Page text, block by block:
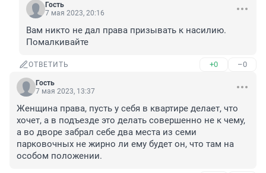
Гость
7 мая 2023, 20:16
Вам никто не дал права призывать к насилию.
Помалкивайте
ОТВЕТИТЬ +0 –0
Гость
7 мая 2023, 13:37
Женщина права, пусть у себя в квартире делает, что
хочет, а в подъезде это делать совершенно не к чему,
а во дворе забрал себе два места из семи
парковочных не жирно ли ему будет он, что там на
особом положении.